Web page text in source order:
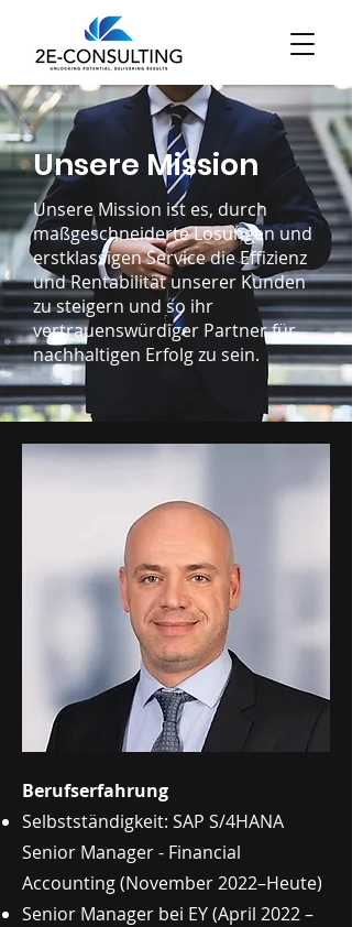
Unsere Mission
Unsere Mission ist es, durch
maßgeschneiderte Lösungen und
erstklassigen Service die Effizienz
und Rentabilität unserer Kunden
zu steigern und so ihr
vertrauenswürdiger Partner für
nachhaltigen Erfolg zu sein.
Berufserfahrung
Selbstständigkeit: SAP S/4HANA
Senior Manager - Financial
Accounting (November 2022–Heute)
Senior Manager bei EY (April 2022 –